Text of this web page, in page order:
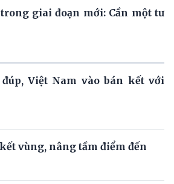
giai đoạn mới: Cần một tư
Việt Nam vào bán kết với
vùng, nâng tầm điểm đến